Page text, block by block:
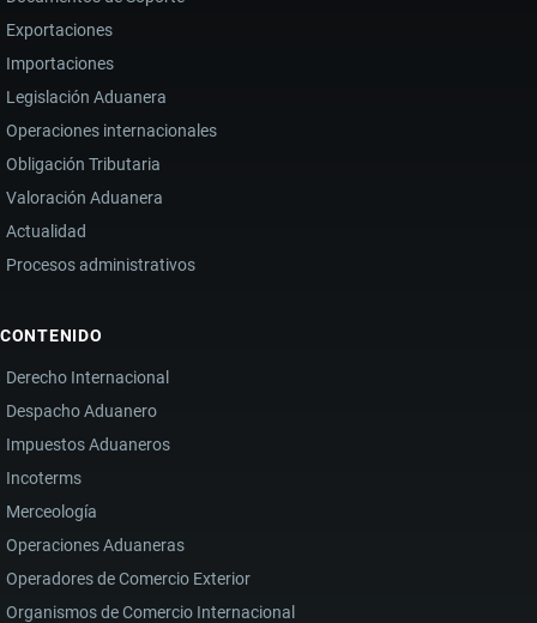
A
MILLONARIAS
DEVOLUCIONES
EN
ECUADOR
Exportaciones
Importaciones
Legislación Aduanera
Operaciones internacionales
Obligación Tributaria
Valoración Aduanera
Actualidad
Procesos administrativos
CONTENIDO
Derecho Internacional
Despacho Aduanero
Impuestos Aduaneros
Incoterms
Merceología
Operaciones Aduaneras
Operadores de Comercio Exterior
Organismos de Comercio Internacional